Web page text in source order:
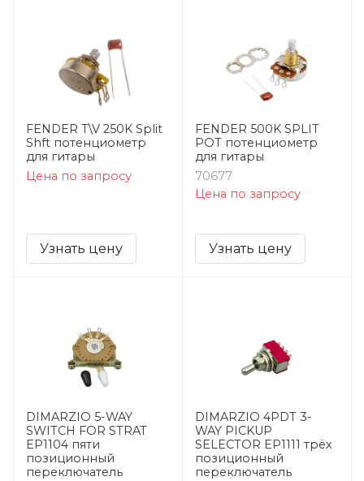
FENDER T\V 250K Split
Shft потенциометр
для гитары
Цена по запросу
Узнать цену
FENDER 500K SPLIT
POT потенциометр
для гитары
70677
Цена по запросу
Узнать цену
DIMARZIO 5-WAY
SWITCH FOR STRAT
EP1104 пяти
позиционный
переключатель
DIMARZIO 4PDT 3-
WAY PICKUP
SELECTOR EP1111 трёх
позиционный
переключатель